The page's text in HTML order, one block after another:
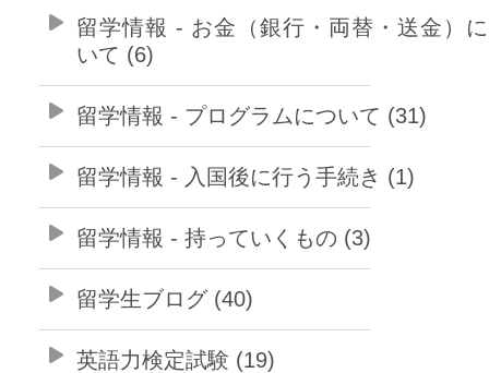
留学情報 - お金（銀行・両替・送金）
いて (6)
留学情報 - プログラムについて (31)
留学情報 - 入国後に行う手続き (1)
留学情報 - 持っていくもの (3)
留学生ブログ (40)
英語力検定試験 (19)